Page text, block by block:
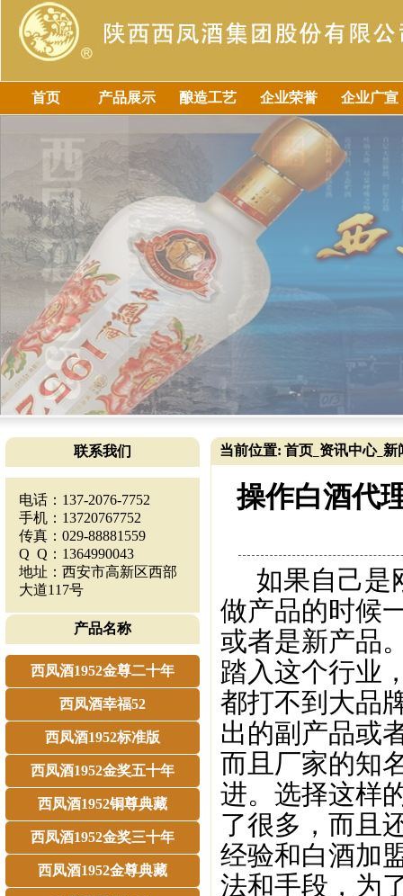
首页 产品展示 酿造工艺 企业荣誉 企业广宣
联系我们
电话：137-2076-7752
手机：13720767752
传真：029-88881559
Q Q：1364990043
地址：西安市高新区西部
大道117号
产品名称
西凤酒1952金尊二十年
西凤酒幸福52
西凤酒1952标准版
西凤酒1952金奖五十年
西凤酒1952铜尊典藏
西凤酒1952金奖三十年
西凤酒1952金尊典藏
当前位置: 首页 资讯中心_ 新
操作白酒代
如果自己是
做产品的时候
或者是新产品
踏入这个行业
都打不到大品
出的副产品或
而且厂家的知
进。选择这样
了很多，而且
经验和白酒加
法和手段，为